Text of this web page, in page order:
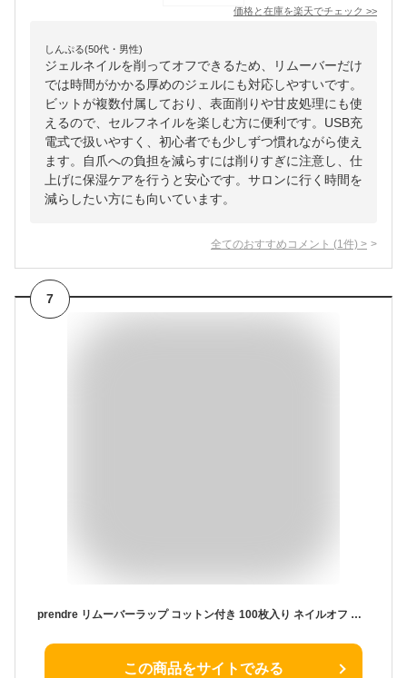
価格と在庫を楽天でチェック >>
しんぷる(50代・男性)
ジェルネイルを削ってオフできるため、リムーバーだけ
では時間がかかる厚めのジェルにも対応しやすいです。
ビットが複数付属しており、表面削りや甘皮処理にも使
えるので、セルフネイルを楽しむ方に便利です。USB充
電式で扱いやすく、初心者でも少しずつ慣れながら使え
ます。自爪への負担を減らすには削りすぎに注意し、仕
上げに保湿ケアを行うと安心です。サロンに行く時間を
減らしたい方にも向いています。
全てのおすすめコメント (1 件) >
7
prendre リムーバーラップ コットン付き 100枚入り ネイルオフ ジェルネイル ネイル アルミホイル プチプラ コットン 大容量 アルミ リムーバー ホイル 簡単 時短 ネイル用品 PR-NAIL24ALUMI
この商品をサイトでみる